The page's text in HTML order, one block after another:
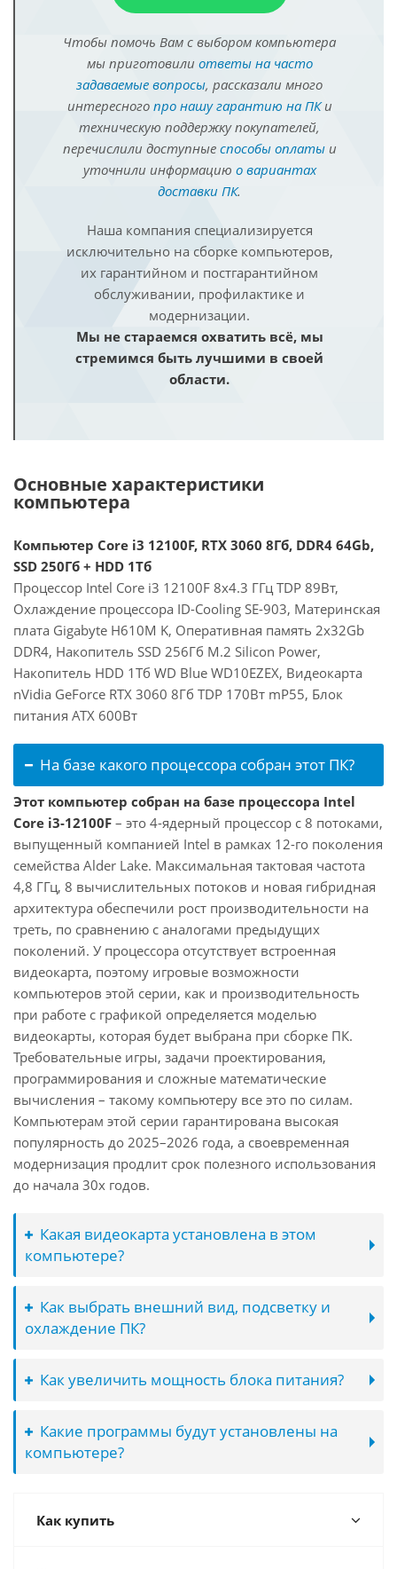
Чтобы помочь Вам с выбором компьютера
мы приготовили ответы на часто
задаваемые вопросы, рассказали много
интересного про нашу гарантию на ПКи
техническую поддержку покупателей,
перечислили доступные способы оплатыи
уточнили информацию о вариантах
доставки ПК.
Наша компания специализируется
исключительно на сборке компьютеров,
их гарантийном и постгарантийном
обслуживании, профилактике и
модернизации.
Мы не стараемся охватить всё, мы
стремимся быть лучшими в своей
области.
Основные характеристики
компьютера
Компьютер Core i3 12100F, RTX 3060 8Гб, DDR4 64Gb,
SSD 250Гб + HDD 1Тб
Процессор Intel Core i3 12100F 8x4.3 ГГц TDP 89Вт,
Охлаждение процессора ID-Cooling SE-903, Материнская
плата Gigabyte H610M K, Оперативная память 2x32Gb
DDR4, Накопитель SSD 256Гб M.2 Silicon Power,
Накопитель HDD 1Тб WD Blue WD10EZEX, Видеокарта
nVidia GeForce RTX 3060 8Гб TDP 170Вт mP55, Блок
питания ATX 600Вт
На базе какого процессора собран этот ПК?
Этот компьютер собран на базе процессора Intel
Core i3-12100F – это 4-ядерный процессор с 8 потоками,
выпущенный компанией Intel в рамках 12-го поколения
семейства Alder Lake. Максимальная тактовая частота
4,8 ГГц, 8 вычислительных потоков и новая гибридная
архитектура обеспечили рост производительности на
треть, по сравнению с аналогами предыдущих
поколений. У процессора отсутствует встроенная
видеокарта, поэтому игровые возможности
компьютеров этой серии, как и производительность
при работе с графикой определяется моделью
видеокарты, которая будет выбрана при сборке ПК.
Требовательные игры, задачи проектирования,
программирования и сложные математические
вычисления – такому компьютеру все это по силам.
Компьютерам этой серии гарантирована высокая
популярность до 2025–2026 года, а своевременная
модернизация продлит срок полезного использования
до начала 30х годов.
Какая видеокарта установлена в этом
компьютере?
Как выбрать внешний вид, подсветку и
охлаждение ПК?
Как увеличить мощность блока питания?
Какие программы будут установлены на
компьютере?
Как купить